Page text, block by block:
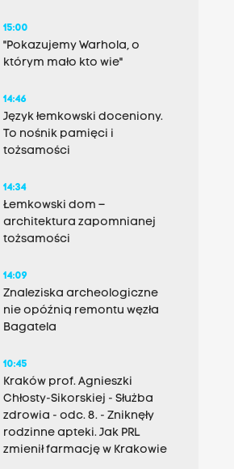
15:00
"Pokazujemy Warhola, o
którym mało kto wie"
14:46
Język łemkowski doceniony.
To nośnik pamięci i
tożsamości
14:34
Łemkowski dom –
architektura zapomnianej
tożsamości
14:09
Znaleziska archeologiczne
nie opóźnią remontu węzła
Bagatela
10:45
Kraków prof. Agnieszki
Chłosty-Sikorskiej - Służba
zdrowia - odc. 8. - Zniknęły
rodzinne apteki. Jak PRL
zmienił farmację w Krakowie